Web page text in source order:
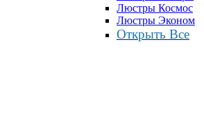
Люстры Космос
Люстры Эконом
Открыть Все